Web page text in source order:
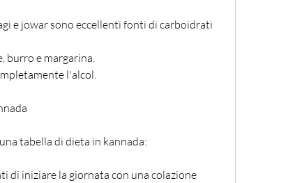
e jowar sono eccellenti fonti di carboidrati
burro e margarina.
l'alcol.
tabella di dieta in kannada:
di iniziare la giornata con una colazione